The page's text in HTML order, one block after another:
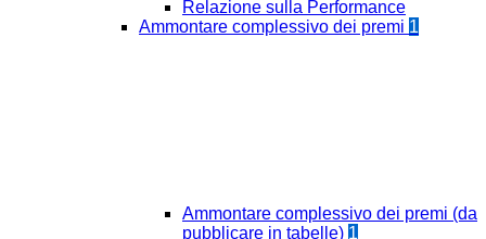
Relazione sulla Performance
Ammontare complessivo dei premi 1
Ammontare complessivo dei premi (da
pubblicare in tabelle) 1